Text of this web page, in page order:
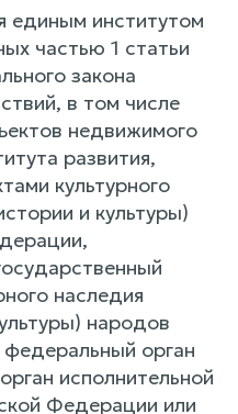
единым институтом
частью 1 статьи
закона
в том числе
недвижимого
развития,
культурного
и культуры)
наследия
народов
орган
исполнительной
Федерации или